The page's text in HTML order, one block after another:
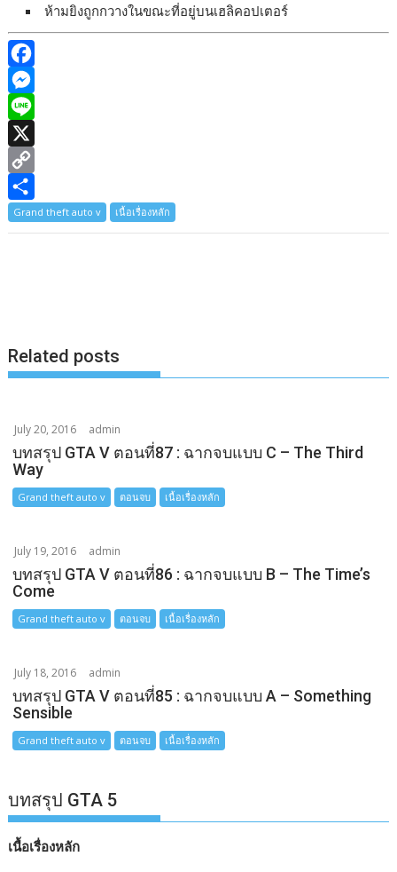
ห้ามยิงถูกกวางในขณะที่อยู่บนเฮลิคอปเตอร์
F
a
c
e
b
o
M
e
s
s
e
L
n
e
X
C
o
n
k
SGrand theft auto v เนื้อเรื่องหลัก
Related posts
July 20, 2016 admin
บทสรุป GTA V ตอนที่87 : ฉากจบแบบ C – The Third
Way
Grand theft auto v ตอนจบ เนื้อเรื่องหลัก
July 19, 2016 admin
บทสรุป GTA V ตอนที่86 : ฉากจบแบบ B – The Time’s
Come
Grand theft auto v ตอนจบ เนื้อเรื่องหลัก
July 18, 2016 admin
บทสรุป GTA V ตอนที่85 : ฉากจบแบบ A – Something
Sensible
Grand theft auto v ตอนจบ เนื้อเรื่องหลัก
บทสรุป GTA 5
เนื้อเรื่องหลัก